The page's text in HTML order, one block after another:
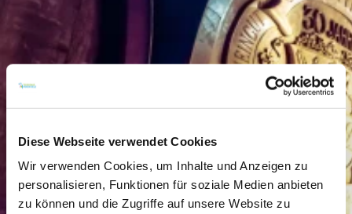
Diese Webseite verwendet Cookies
Wir verwenden Cookies, um Inhalte und Anzeigen zu
personalisieren, Funktionen für soziale Medien anbieten
zu können und die Zugriffe auf unsere Website zu